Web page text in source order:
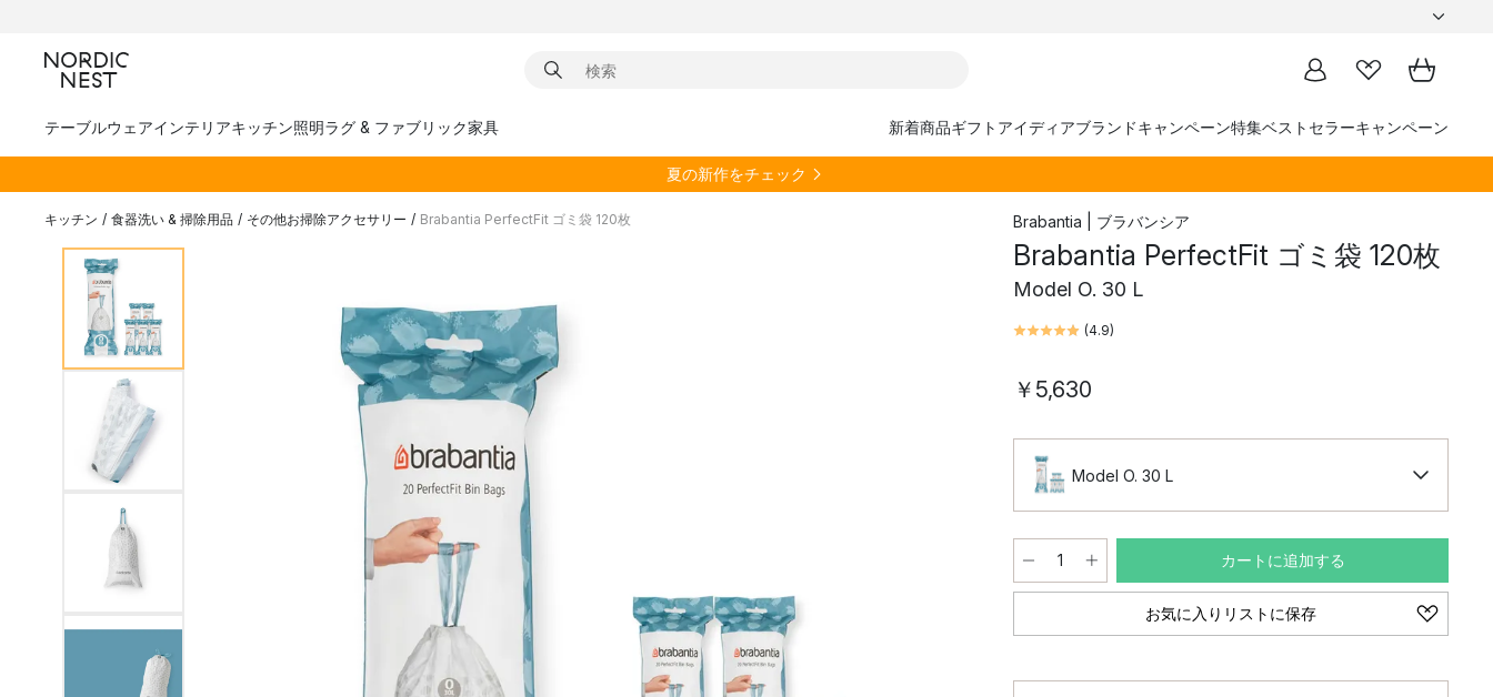
テーブルウェアインテリアキッチン照明ラグ & ファブリック家具 新着商品ギフトアイディアブランドキャンペーン特集ベストセラーキャンペーン
夏の新作をチェック
キッチン / 食器洗い & 掃除用品 / その他お掃除アクセサリー / Brabantia PerfectFit ゴミ袋 120枚 Brabantia | ブラバンシア
Brabantia PerfectFit ゴミ袋 120枚
Model O. 30 L
(4.9)
￥5,630
Model O. 30 L
カートに追加する
お気に入りリストに保存